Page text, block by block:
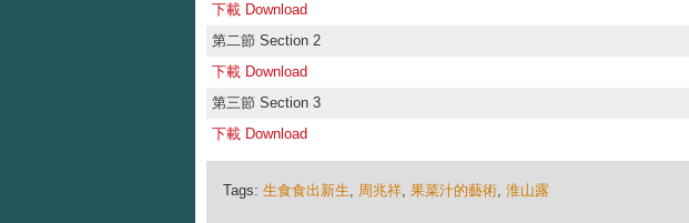
下載 Download
第二節 Section 2
下載 Download
第三節 Section 3
下載 Download
Tags: 生食食出新生, 周兆祥, 果菜汁的藝術, 淮山露